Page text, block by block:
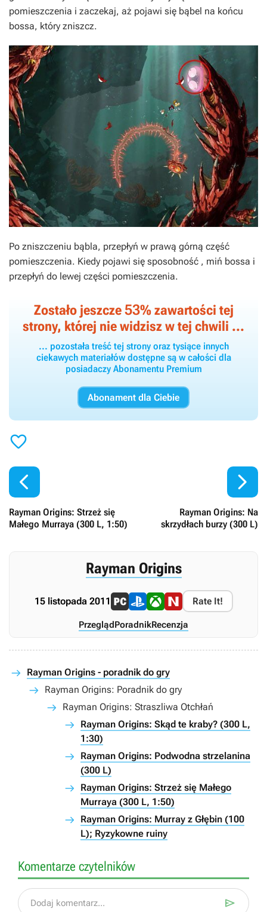
pomieszczenia i zaczekaj, aż pojawi się bąbel na końcu
bossa, który zniszcz.
Po zniszczeniu bąbla, przepłyń w prawą górną część
pomieszczenia. Kiedy pojawi się sposobność , miń bossa i
przepłyń do lewej części pomieszczenia.
Zostało jeszcze53% zawartości tej
strony, której nie widzisz w tej chwili ...
... pozostała treść tej strony oraz tysiące innych
ciekawych materiałów dostępne są w całości dla
posiadaczy Abonamentu Premium
Abonament dla Ciebie


Rayman Origins: Strzeż się
Małego Murraya (300 L, 1:50)
Rayman Origins: Na
skrzydłach burzy (300 L)

Rayman Origins
15 listopada 2011 Rate It!
Przegląd PoradnikRecenzja
Rayman Origins - poradnik do gry
Rayman Origins: Poradnik do gry
Rayman Origins: Straszliwa Otchłań
Rayman Origins: Skąd te kraby? (300 L,
1:30)
Rayman Origins: Podwodna strzelanina
(300 L)
Rayman Origins: Strzeż się Małego
Murraya (300 L, 1:50)
Rayman Origins: Murray z Głębin (100
L); Ryzykowne ruiny
Komentarze czytelników
Dodaj komentarz... 